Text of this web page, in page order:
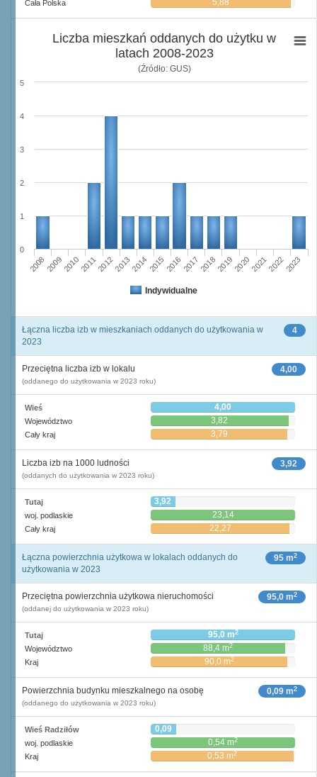
Cała Polska 5,88
Liczba mieszkań oddanych do użytku w
latach 2008-2023
(Źródło: GUS)
Indywidualne
2008200920102011201220132014201520162017201820192020202120222023
0
1
2
3
4
5
4
Łączna liczba izb w mieszkaniach oddanych do użytkowania w
2023
4,00
Przeciętna liczba izb w lokalu
(oddanego do użytkowania w 2023 roku)
Wieś 4,00
Województwo 3,82
Cały kraj 3,79
3,92
Liczba izb na 1000 ludności
(oddanych do użytkowania w 2023 roku)
Tutaj 3,92
woj. podlaskie 23,14
Cały kraj 22,27
95 m2
Łączna powierzchnia użytkowa w lokalach oddanych do
użytkowania w 2023
95,0 m2
Przeciętna powierzchnia użytkowa nieruchomości
(oddanej do użytkowania w 2023 roku)
Tutaj 95,0 m2
Województwo 88,4 m2
Kraj 90,0 m2
0,09 m2
Powierzchnia budynku mieszkalnego na osobę
(oddanego do użytkowania w 2023 roku)
Wieś Radziłów
0,09
m2
woj. podlaskie 0,54 m2
Kraj 0,53 m2